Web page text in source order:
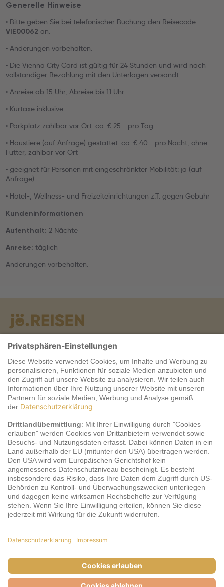
Generelle Hinweise
• Bitte geben Sie bei telefonischer Buchung den Reisecode
VIE00062 an.
• Änderungen vorbehalten.
• Die Vienna City Card ist gültig für 24 Stunden und wird nach
vollständiger Bezahlung mit den Unterlagen versandt.
• Anreise ab 15 Uhr, Abreise bis 11 Uhr
• Kurtaxe inklusive.
• Parkplatz zahlbar vor Ort: ca. € 25.- pro Tag
• Haustiere (auf Anfrage) gestattet: ca. € 40.- pro Nacht, ohne
Futter, zahlbar vor Ort
• geeignet für Personen mit eingeschränkter Mobilität: ja (auf
Anfrage)
• Hotel-, Wellness- und Freizeiteinrichtungen z.T. gegen Gebühr
Kundeninformationen
Aufenthalt: 2 Nächte
Anreise: täglich
Änderungen vorbehalten.
Warum jö?
Service
jö Bonus Club Partner
Zahlungsarten & Sicherheit
AGB
Datenschutz